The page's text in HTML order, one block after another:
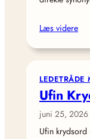
Læs videre
LEDETRÅDE
Ufin
juni 25, 2026
Ufin